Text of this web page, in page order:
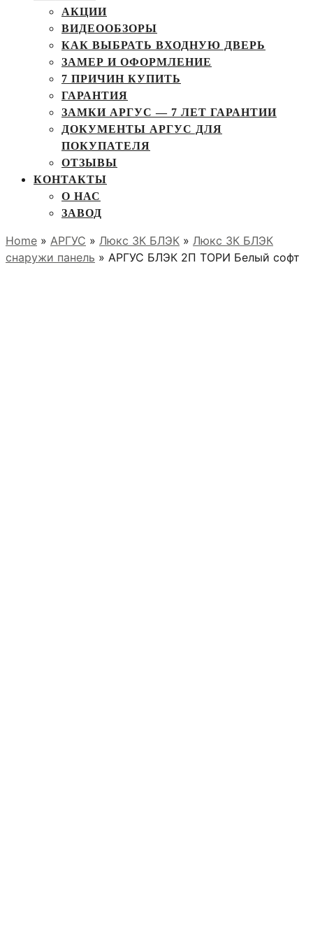
АКЦИИ
ВИДЕООБЗОРЫ
КАК ВЫБРАТЬ ВХОДНУЮ ДВЕРЬ
ЗАМЕР И ОФОРМЛЕНИЕ
7 ПРИЧИН КУПИТЬ
ГАРАНТИЯ
ЗАМКИ АРГУС — 7 ЛЕТ ГАРАНТИИ
ДОКУМЕНТЫ АРГУС ДЛЯ
ПОКУПАТЕЛЯ
ОТЗЫВЫ
КОНТАКТЫ
О НАС
ЗАВОД
Home » АРГУС » Люкс 3К БЛЭК » Люкс 3К БЛЭК
снаружи панель » АРГУС БЛЭК 2П ТОРИ Белый софт